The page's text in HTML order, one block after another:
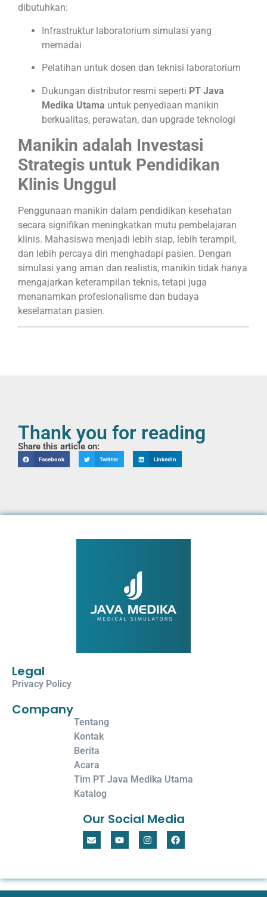
dibutuhkan:
Infrastruktur laboratorium simulasi yang
memadai
Pelatihan untuk dosen dan teknisi laboratorium
Dukungan distributor resmi seperti PT Java
Medika Utama untuk penyediaan manikin
berkualitas, perawatan, dan upgrade teknologi
Manikin adalah Investasi
Strategis untuk Pendidikan
Klinis Unggul
Penggunaan manikin dalam pendidikan kesehatan
secara signifikan meningkatkan mutu pembelajaran
klinis. Mahasiswa menjadi lebih siap, lebih terampil,
dan lebih percaya diri menghadapi pasien. Dengan
simulasi yang aman dan realistis, manikin tidak hanya
mengajarkan keterampilan teknis, tetapi juga
menanamkan profesionalisme dan budaya
keselamatan pasien.
Thank you for reading
Share this article on:
Facebook Twitter LinkedIn
Legal
Privacy Policy
Tentang
Kontak
Berita
Acara
Tim PT Java Medika Utama
Katalog
Company
Our Social Media